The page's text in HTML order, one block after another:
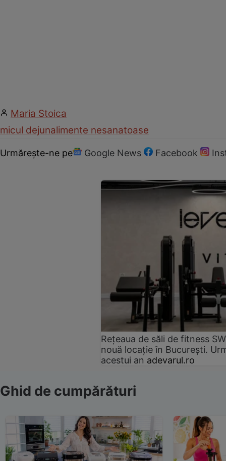
Maria Stoica
micul dejunalimente nesanatoase
Urmărește-ne pe Google News Facebook
Rețeaua de săli de fitness
nouă locație în București.
acestui an adevarul.ro
Ghid de cumpărături